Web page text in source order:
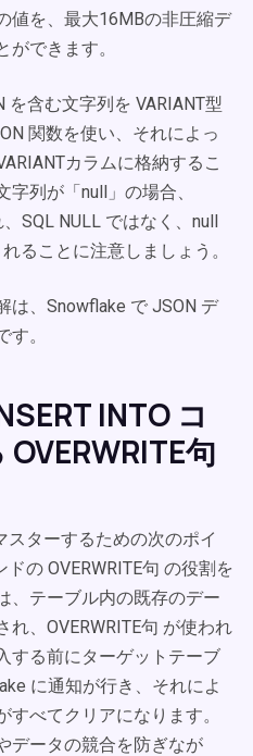
値を、最大16MBの非圧縮デ
できます。
含む文字列を VARIANT型
関数を使い、それによっ
カラムに格納するこ
列が「null」の場合、
SQL NULL ではなく、null
ることに注意しましょう。
は、Snowflake で JSON デ
。
INTO コ
句
ターするための次のポイ
の OVERWRITE句 の役割を
、テーブル内の既存のデー
、OVERWRITE句 が使われ
する前にターゲットテーブ
に通知が行き、それによ
べてクリアになります。
データの競合を防ぎなが